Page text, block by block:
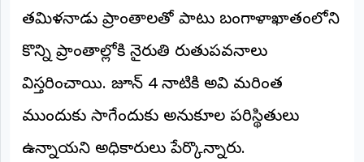
©
2026
NTODAY
NEWS
ప్రతి
క్షణం
ప్రజల
తమిళనాడు ప్రాంతాలతో పాటు బంగాళాఖాతంలోని
కొన్ని ప్రాంతాల్లోకి నైరుతి రుతుపవనాలు
విస్తరించాయి. జూన్ 4 నాటికి అవి మరింత
ముందుకు సాగేందుకు అనుకూల పరిస్థితులు
ఉన్నాయని అధికారులు పేర్కొన్నారు.